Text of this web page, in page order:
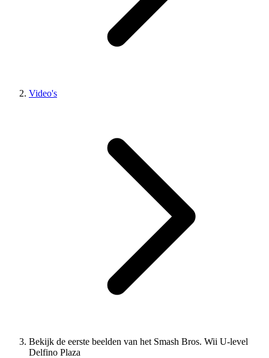
Video's
Bekijk de eerste beelden van het Smash Bros. Wii U-level
Delfino Plaza